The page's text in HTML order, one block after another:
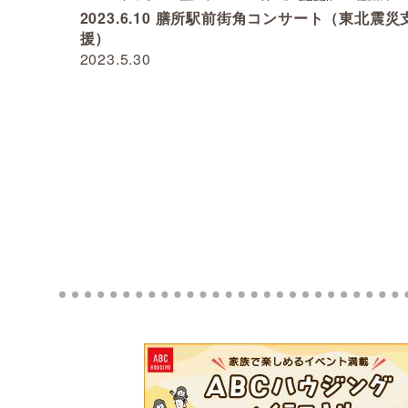
2023.5.30
2023.6.10 膳所駅前街角コンサート（東北震災
援）